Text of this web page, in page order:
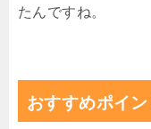
たんですね。
おすすめポイン